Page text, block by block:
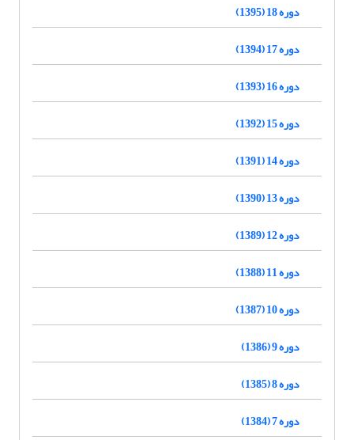
دوره 18 (1395)
دوره 17 (1394)
دوره 16 (1393)
دوره 15 (1392)
دوره 14 (1391)
دوره 13 (1390)
دوره 12 (1389)
دوره 11 (1388)
دوره 10 (1387)
دوره 9 (1386)
دوره 8 (1385)
دوره 7 (1384)